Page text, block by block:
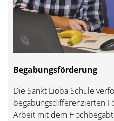
Begabungsförderung
Die Sankt Lioba Schule
begabungsdifferenzierten
Arbeit mit dem